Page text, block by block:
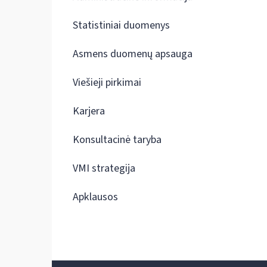
Statistiniai duomenys
Asmens duomenų apsauga
Viešieji pirkimai
Karjera
Konsultacinė taryba
VMI strategija
Apklausos